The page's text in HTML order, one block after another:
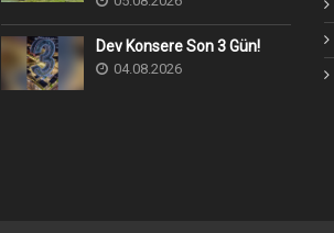
Dev Konsere Son 3️ Gün!
04.08.2026